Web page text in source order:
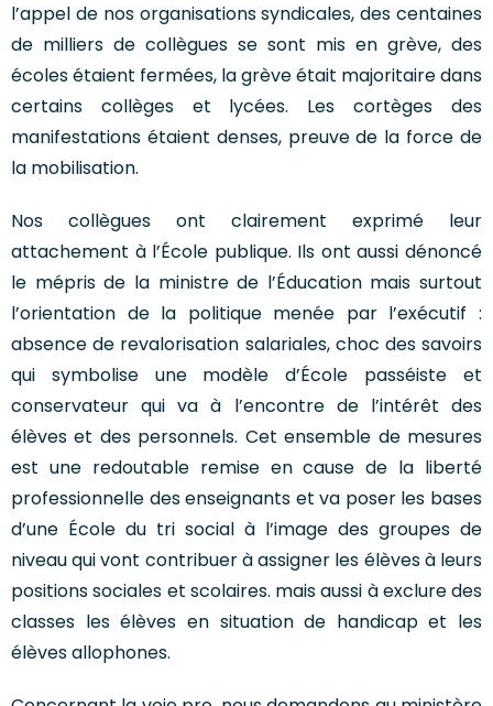
l’appel de nos organisations syndicales, des centaines
de milliers de collègues se sont mis en grève, des
écoles étaient fermées, la grève était majoritaire dans
certains collèges et lycées. Les cortèges des
manifestations étaient denses, preuve de la force de
la mobilisation.
Nos collègues ont clairement exprimé leur
attachement à l’École publique. Ils ont aussi dénoncé
le mépris de la ministre de l’Éducation mais surtout
l’orientation de la politique menée par l’exécutif :
absence de revalorisation salariales, choc des savoirs
qui symbolise une modèle d’École passéiste et
conservateur qui va à l’encontre de l’intérêt des
élèves et des personnels. Cet ensemble de mesures
est une redoutable remise en cause de la liberté
professionnelle des enseignants et va poser les bases
d’une École du tri social à l’image des groupes de
niveau qui vont contribuer à assigner les élèves à leurs
positions sociales et scolaires. mais aussi à exclure des
classes les élèves en situation de handicap et les
élèves allophones.